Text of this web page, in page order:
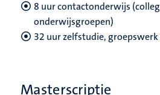
8 uur contactonderwijs
onderwijsgroepen)
32 uur zelfstudie,
Masterscriptie